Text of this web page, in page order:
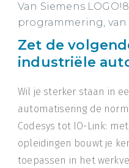
Van Siemens
programmering, van
Zet de
industriële
Wil je sterker staan in
automatisering de norm
Codesys tot IO-Link:
opleidingen bouwt je
toepassen in het